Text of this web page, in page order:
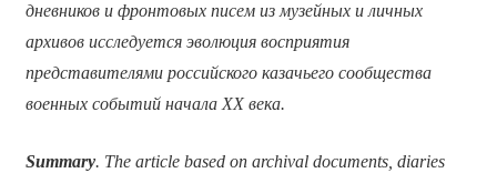
дневников и фронтовых писем из музейных и личных
архивов исследуется эволюция восприятия
представителями российского казачьего сообщества
военных событий начала ХХ века.
Summary. The article based on archival documents, diaries